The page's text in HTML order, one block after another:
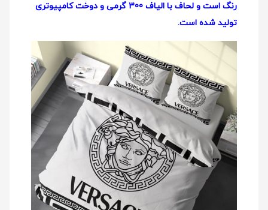
رنگ است و لحاف با الیاف 300 گرمی و دوخت کامپیوتری
تولید شده است.